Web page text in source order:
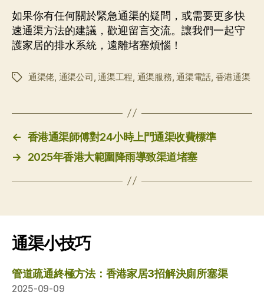
如果你有任何關於緊急通渠的疑問，或需要更多快
速通渠方法的建議，歡迎留言交流。讓我們一起守
護家居的排水系統，遠離堵塞煩惱！
标
通渠佬 通渠公司 ,通渠工程 通渠服務 ,通渠電話 香港通渠
← 香港通渠師傅對24小時上門通渠收費標準
→
2025年香港大範圍降雨導致渠道堵塞
通渠小技巧
管道疏通終極方法：香港家居3招解決廁所塞渠
2025-09-09